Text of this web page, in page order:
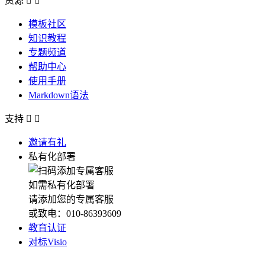
模板社区
知识教程
专题频道
帮助中心
使用手册
Markdown语法
支持  
邀请有礼
私有化部署
如需私有化部署
请添加您的专属客服
或致电：010-86393609
教育认证
对标Visio